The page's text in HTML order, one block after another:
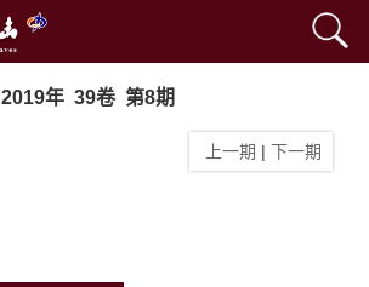
2019年 39卷 第8期
上一期 | 下一期